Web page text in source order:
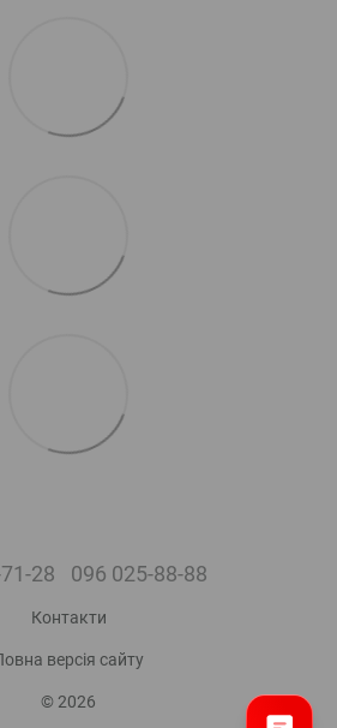
28 096 025-88-88
Контакти
версія сайту
© 2026